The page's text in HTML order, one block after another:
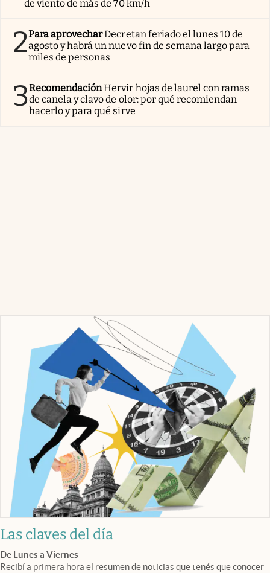
de viento de más de 70 km/h
2Para aprovecharDecretan feriado el lunes 10 de
agosto y habrá un nuevo fin de semana largo para
miles de personas
3RecomendaciónHervir hojas de laurel con ramas
de canela y clavo de olor: por qué recomiendan
hacerlo y para qué sirve
Las claves del día
De Lunes a Viernes
Recibí a primera hora el resumen de noticias que tenés que conocer